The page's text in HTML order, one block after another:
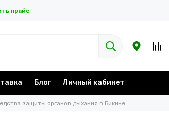
прайс
Блог Личный кабинет
защиты органов дыхания в Бикине